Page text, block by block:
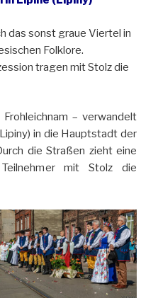
das sonst graue Viertel in
Folklore.
tragen mit Stolz die
– verwandelt
in die Hauptstadt der
die Straßen zieht eine
mit Stolz die